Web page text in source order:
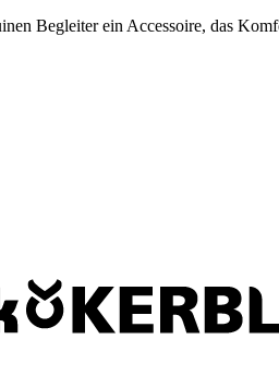
Begleiter ein Accessoire, das